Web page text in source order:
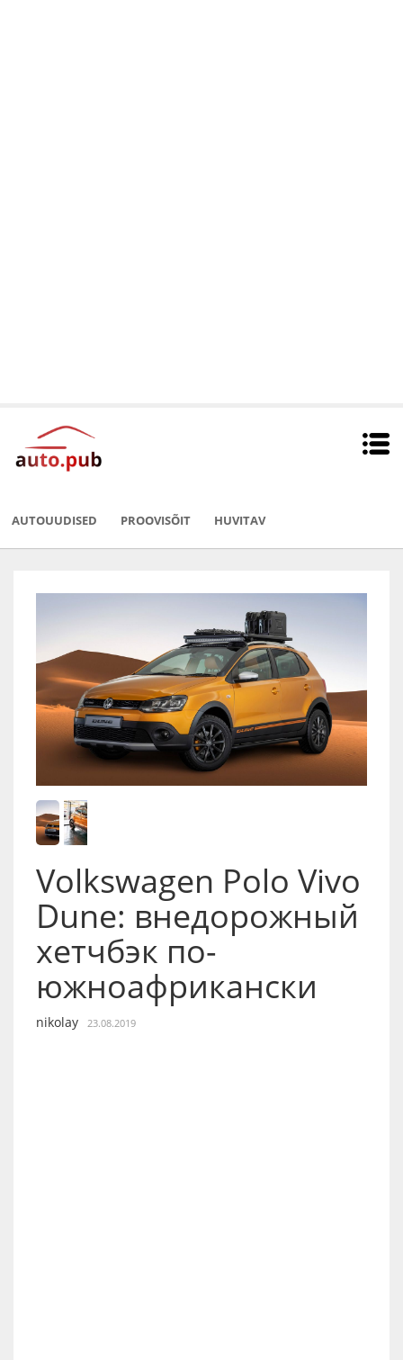
AUTOUUDISED PROOVISÕIT HUVITAV
Volkswagen Polo Vivo
Dune: внедорожный
хетчбэк по-
южноафрикански
nikolay 23.08.2019